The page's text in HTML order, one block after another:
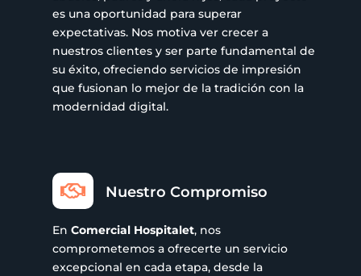
es una oportunidad para superar
expectativas. Nos motiva ver crecer a
nuestros clientes y ser parte fundamental de
su éxito, ofreciendo servicios de impresión
que fusionan lo mejor de la tradición con la
modernidad digital.
 Nuestro Compromiso
En Comercial Hospitalet, nos
comprometemos a ofrecerte un servicio
excepcional en cada etapa, desde la